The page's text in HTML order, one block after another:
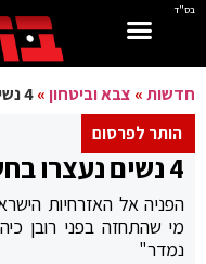
בס"ד
חדשות» צבא וביטחון»4 נשים נעצרו בחשד לריגול עבור איראן
הותר לפרסום
4 נשים נעצרו בחשד לריגול עבור איראן
הפניה אל האזרחיות
מי שהתחזה בפני רובן
נמדר"